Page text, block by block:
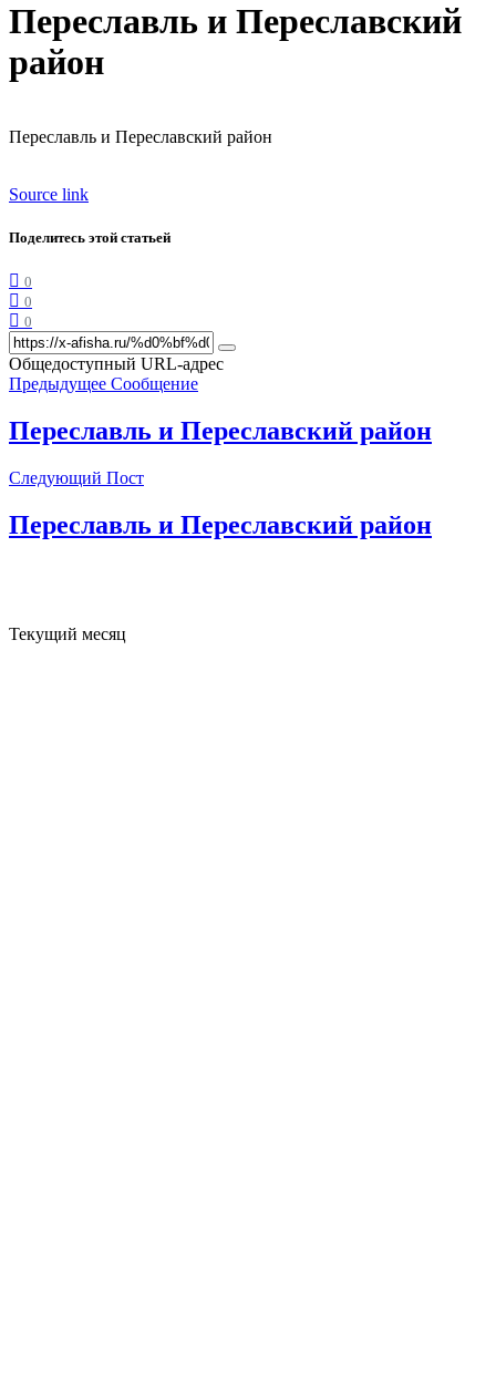
Переславль и Переславский
район
Переславль и Переславский район
Source link
Поделитесь этой статьей
0
0
0
Общедоступный URL-адрес
Предыдущее Сообщение
Переславль и Переславский район
Следующий Пост
Переславль и Переславский район
Текущий месяц